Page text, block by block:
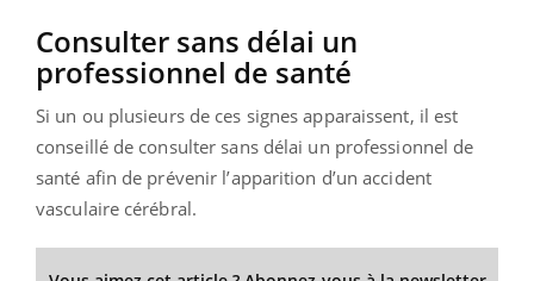
Consulter sans délai un
professionnel de santé
Si un ou plusieurs de ces signes apparaissent, il est
conseillé de consulter sans délai un professionnel de
santé afin de prévenir l’apparition d’un accident
vasculaire cérébral.